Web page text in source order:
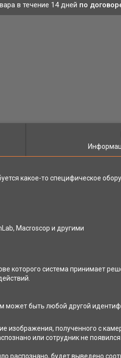
в течение 14 дней по
какое-то специфическое
Macroscop и другими
которого система принимает
может быть любой другой
изображения, полученного с
или сотрудник не
распознано, будет выведено